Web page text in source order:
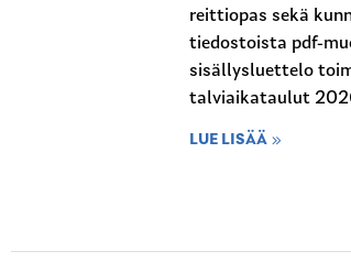
reittiopas sekä
tiedostoista pdf-
sisällysluettelo
talviaikataulut
LUE LISÄÄ